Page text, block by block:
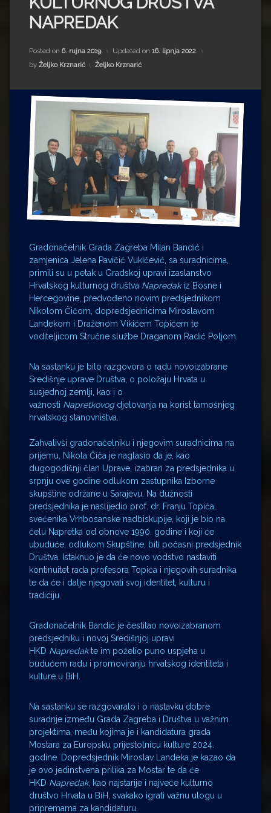
Impressum
Milenko Strižak
Drugi autori
Drugi autori
Matea Andrić
Ljiljana Lekanić-Kljaić
Željko Krznarić
Mario Lovreković
Miroslav Šantek
NAPREDAK
Posted on 6. rujna 2019. Updated on 16. lipnja 2022.
by Željko Krznarić Kategorije:
Željko Krznarić
Gradonačelnik Grada Zagreba Milan Bandić i
zamjenica Jelena Pavičić Vukičević, sa suradnicima,
primili su u petak u Gradskoj upravi izaslanstvo
Hrvatskog kulturnog društva Napredakiz Bosne i
Hercegovine, predvođeno novim predsjednikom
Nikolom Čičom, dopredsjednicima Miroslavom
Landekom i Draženom Vikićem Topićem te
voditeljicom Stručne službe Draganom Radić Poljom.
Na sastanku je bilo razgovora o radu novoizabrane
Središnje uprave Društva, o položaju Hrvata u
susjednoj zemlji, kao i o
važnosti Napretkovogdjelovanja na korist tamošnjeg
hrvatskog stanovništva.
Zahvalivši gradonačelniku i njegovim suradnicima na
prijemu, Nikola Čiča je naglasio da je, kao
dugogodišnji član Uprave, izabran za predsjednika u
srpnju ove godine odlukom zastupnika Izborne
skupštine održane u Sarajevu. Na dužnosti
predsjednika je naslijedio prof. dr. Franju Topića,
svećenika Vrhbosanske nadbiskupije, koji je bio na
čelu Napretka od obnove 1990. godine i koji će
ubuduće, odlukom Skupštine, biti počasni predsjednik
Društva. Istaknuo je da će novo vodstvo nastaviti
kontinuitet rada profesora Topića i njegovih suradnika
te da će i dalje njegovati svoj identitet, kulturu i
tradiciju.
Gradonačelnik Bandić je čestitao novoizabranom
predsjedniku i novoj Središnjoj upravi
HKD Napredakte im poželio puno uspjeha u
budućem radu i promoviranju hrvatskog identiteta i
kulture u BiH.
Na sastanku se razgovaralo i o nastavku dobre
suradnje između Grada Zagreba i Društva u važnim
projektima, među kojima je i kandidatura grada
Mostara za Europsku prijestolnicu kulture 2024.
godine. Dopredsjednik Miroslav Landeka je kazao da
je ovo jedinstvena prilika za Mostar te da će
HKD Napredak, kao najstarije i najveće kulturno
društvo Hrvata u BiH, svakako igrati važnu ulogu u
pripremama za kandidaturu.